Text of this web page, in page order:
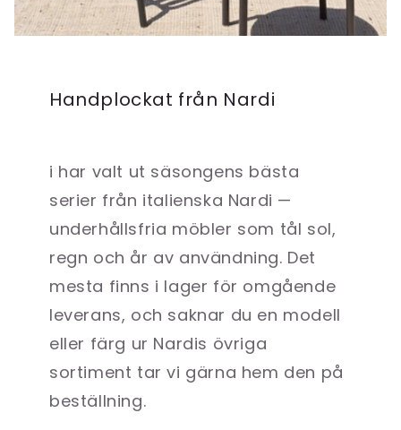
Handplockat från Nardi
i har valt ut säsongens bästa
serier från italienska Nardi —
underhållsfria möbler som tål sol,
regn och år av användning. Det
mesta finns i lager för omgående
leverans, och saknar du en modell
eller färg ur Nardis övriga
sortiment tar vi gärna hem den på
beställning.